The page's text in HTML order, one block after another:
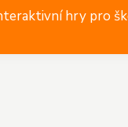
hry pro